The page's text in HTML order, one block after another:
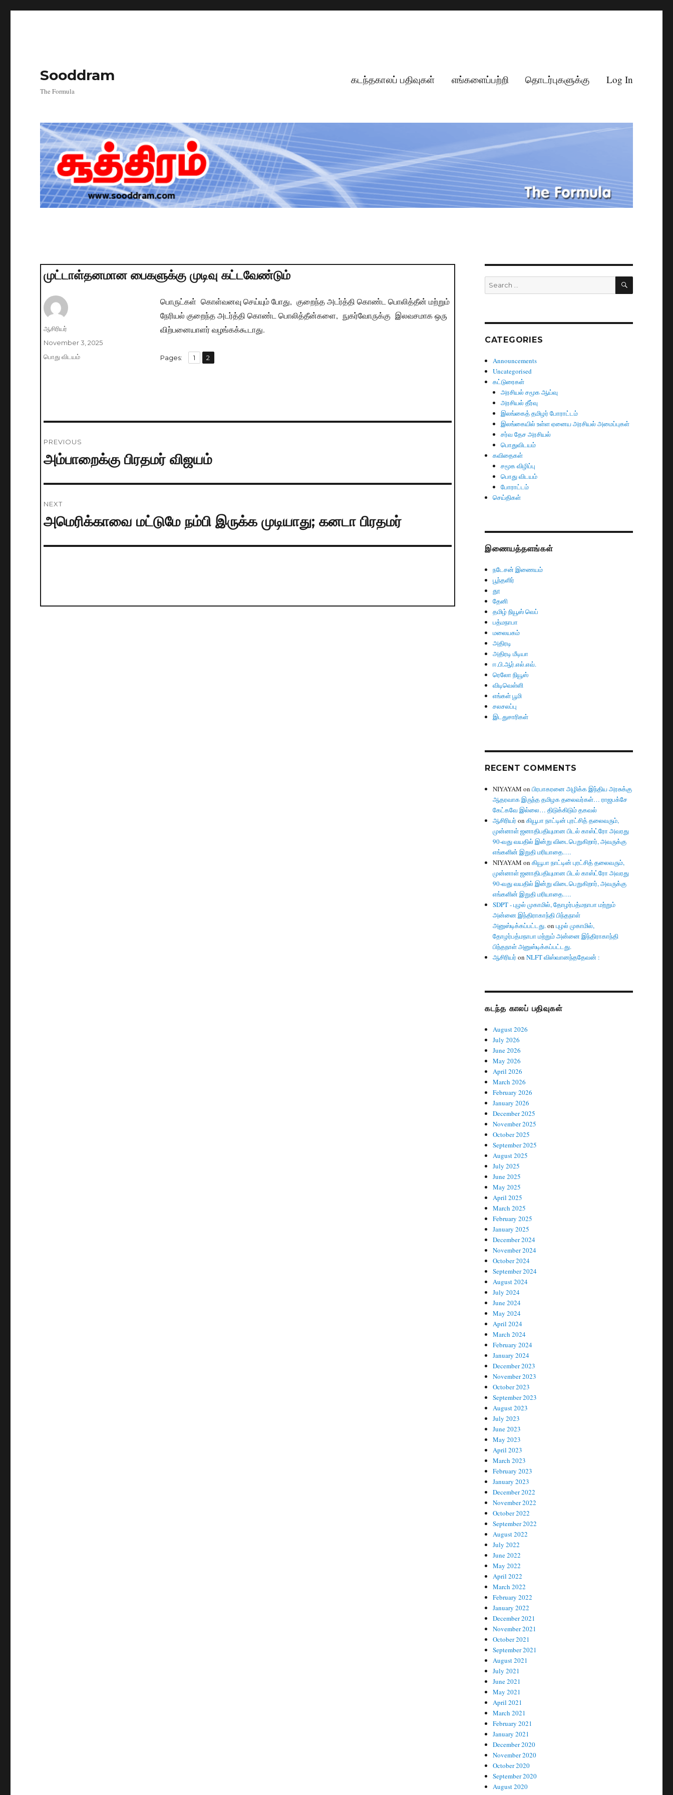
Sooddram
The Formula
கடந்தகாலப் பதிவுகள் எங்களைப்பற்றி தொடர்புகளுக்கு Log In
முட்டாள்தனமான பைகளுக்கு முடிவு கட்டவேண்டும்
பொருட்கள் கொள்வனவு செய்யும் போது, குறைந்த அடர்த்தி கொண்ட பொலித்தீன் மற்றும்
நேரியல் குறைந்த அடர்த்தி கொண்ட பொலித்தீன்களை, நுகர்வோருக்கு இலவசமாக ஒரு
விற்பனையாளர் வழங்கக்கூடாது.
Pages: Page
1 ,
Page
2
Author
ஆசிரியர்
Posted
on
November 3, 2025
Categories
பொது விடயம்
navigation
PREVIOUS
Previous
அம்பாறைக்கு பிரதமர் விஜயம்
NEXT
Next
அமெரிக்காவை மட்டுமே நம்பி இருக்க முடியாது; கனடா பிரதமர்
Search
for:
SEARCH
CATEGORIES
Announcements
Uncategorised
கட்டுரைகள்
அரசியல் சமூக ஆய்வு
அரசியல் தீர்வு
இலங்கைத் தமிழர் போராட்டம்
இலங்கையில் உள்ள ஏனைய அரசியல் அமைப்புகள்
சர்வ தேச அரசியல்
பொதுவிடயம்
கவிதைகள்
சமூக விழிப்பு
பொது விடயம்
போராட்டம்
செய்திகள்
இணையத்தளங்கள்
நடேசன் இணையம்
பூந்தளிர்
தூ
தேனி
தமிழ் நியூஸ் வெப்
பத்மநாபா
மலையகம்
அதிரடி
அதிரடி மீடியா
ஈ.பி.ஆர்.எல்.எவ்.
ரெலோ நியூஸ்
விடிவெள்ளி
எங்கள் பூமி
சலசலப்பு
இடதுசாரிகள்
RECENT COMMENTS
NIYAYAM onபிரபாகரனை அழிக்க இந்திய அரசுக்கு
ஆதரவாக இருந்த தமிழக தலைவர்கள்… ராஜபக்சே
கேட்கவே இல்லை… திடுக்கிடும் தகவல்
ஆசிரியர் onகியூபா நாட்டின் புரட்சித் தலைவரும்,
முன்னாள் ஜனாதிபதியுமான பிடல் காஸ்ட்ரோ அவரது
90-வது வயதில் இன்று விடைபெறுகிறார், அவருக்கு
எங்களின் இறுதி மரியாதை….
NIYAYAM onகியூபா நாட்டின் புரட்சித் தலைவரும்,
முன்னாள் ஜனாதிபதியுமான பிடல் காஸ்ட்ரோ அவரது
90-வது வயதில் இன்று விடைபெறுகிறார், அவருக்கு
எங்களின் இறுதி மரியாதை….
SDPT - புழல் முகாமில், தோழர்பத்மநாபா மற்றும்
அன்னை இந்திராகாந்தி பிந்தநாள்
அனுஸ்டிக்கப்பட்டது.onபுழல் முகாமில்,
தோழர்பத்மநாபா மற்றும் அன்னை இந்திராகாந்தி
பிந்தநாள் அனுஸ்டிக்கப்பட்டது.
ஆசிரியர் onNLFT விஸ்வானந்ததேவன் :
கடந்த காலப் பதிவுகள்
August 2026
July 2026
June 2026
May 2026
April 2026
March 2026
February 2026
January 2026
December 2025
November 2025
October 2025
September 2025
August 2025
July 2025
June 2025
May 2025
April 2025
March 2025
February 2025
January 2025
December 2024
November 2024
October 2024
September 2024
August 2024
July 2024
June 2024
May 2024
April 2024
March 2024
February 2024
January 2024
December 2023
November 2023
October 2023
September 2023
August 2023
July 2023
June 2023
May 2023
April 2023
March 2023
February 2023
January 2023
December 2022
November 2022
October 2022
September 2022
August 2022
July 2022
June 2022
May 2022
April 2022
March 2022
February 2022
January 2022
December 2021
November 2021
October 2021
September 2021
August 2021
July 2021
June 2021
May 2021
April 2021
March 2021
February 2021
January 2021
December 2020
November 2020
October 2020
September 2020
August 2020